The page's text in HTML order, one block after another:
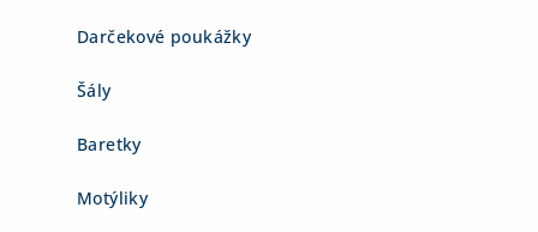
Darčekové poukážky
Šály
Baretky
Motýliky